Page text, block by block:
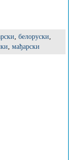
, белоруски,
, мађарски